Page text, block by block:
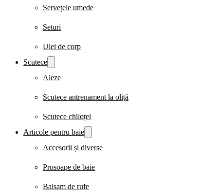
Șervețele umede
Seturi
Ulei de corp
Scutece
Aleze
Scutece antrenament la oliță
Scutece chiloțel
Articole pentru baie
Accesorii și diverse
Prosoape de baie
Balsam de rufe